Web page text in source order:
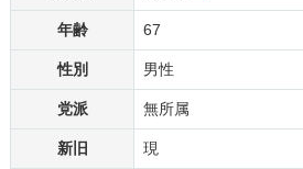
年齢 67
性別 男性
党派 無所属
新旧 現